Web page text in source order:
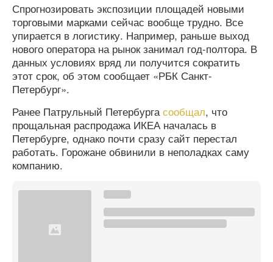
Спрогнозировать экспозиции площадей новыми
торговыми марками сейчас вообще трудно. Все
упирается в логистику. Например, раньше выход
нового оператора на рынок занимал год-полтора. В
данных условиях вряд ли получится сократить
этот срок, об этом сообщает «РБК Санкт-
Петербург».
Ранее Патрульный Петербургасообщал, что
прощальная распродажа ИКЕА началась в
Петербурге, однако почти сразу сайт перестал
работать. Горожане обвинили в неполадках саму
компанию.